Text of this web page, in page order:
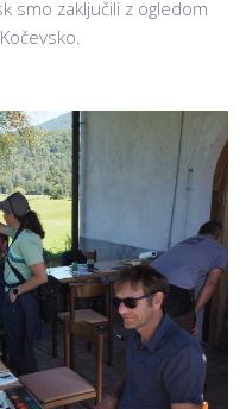
smo zaključili z ogledom